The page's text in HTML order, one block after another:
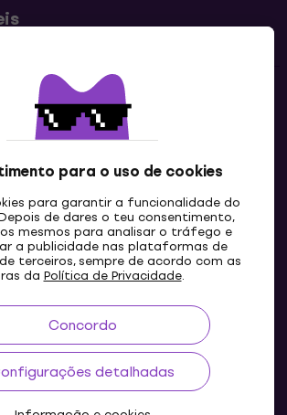
para o uso de cookies
para garantir a funcionalidade do
de dares o teu consentimento,
mesmos para analisar o tráfego e
a publicidade nas plataformas de
terceiros, sempre de acordo com as
da Política de Privacidade.
Concordo
detalhadas
Contatos
Contacta-nos
PT